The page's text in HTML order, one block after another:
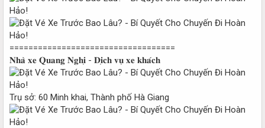
===================================
𝐍𝐡𝐚̀ 𝐱𝐞 𝐐𝐮𝐚𝐧𝐠 𝐍𝐠𝐡𝐢̣ - 𝐃𝐢̣𝐜𝐡 𝐯𝐮̣ 𝐱𝐞 𝐤𝐡𝐚́𝐜𝐡
Trụ sở: 60 Minh khai, Thành phố Hà Giang